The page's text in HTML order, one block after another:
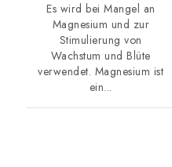
Es wird bei Mangel an
Magnesium und zur
Stimulierung von
Wachstum und Blüte
verwendet. Magnesium ist
ein...